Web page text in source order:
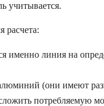
учитывается.
расчета:
именно линия на
(они имеют
потребляемую